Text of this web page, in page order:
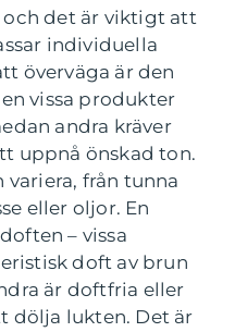
och det är viktigt att
individuella
överväga är den
vissa produkter
andra kräver
uppnå önskad ton.
variera, från tunna
eller oljor. En
– vissa
doft av brun
är doftfria eller
dölja lukten. Det är